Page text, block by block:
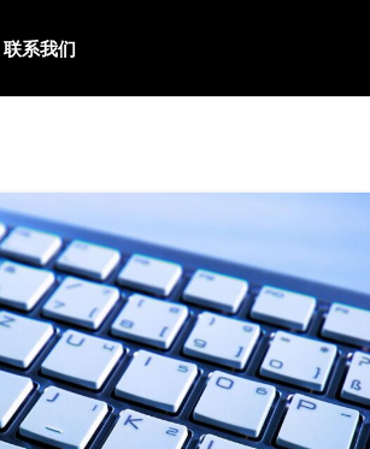
联系我们